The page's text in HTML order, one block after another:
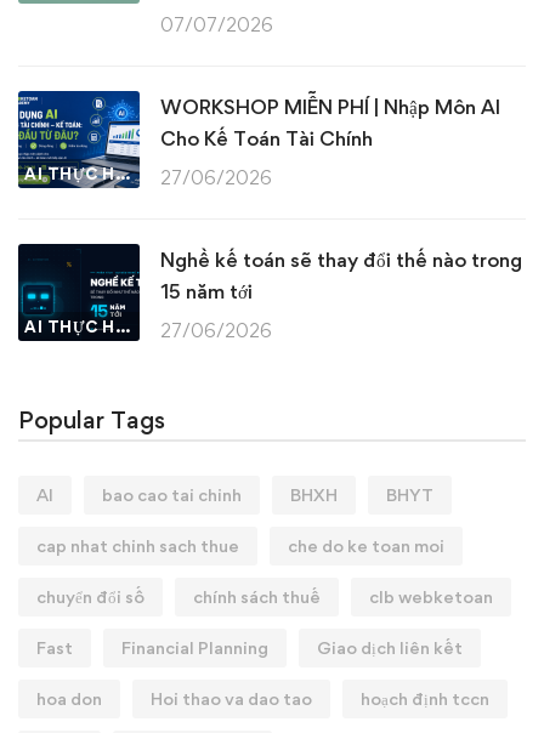
07/07/2026
AI THỰC HÀNH
WORKSHOP MIỄN PHÍ | Nhập Môn AI
Cho Kế Toán Tài Chính
27/06/2026
AI THỰC HÀNH
Nghề kế toán sẽ thay đổi thế nào trong
15 năm tới
27/06/2026
Popular Tags
AI bao cao tai chinh BHXH BHYT
cap nhat chinh sach thue che do ke toan moi
chuyển đổi số chính sách thuế clb webketoan
Fast Financial Planning Giao dịch liên kết
hoa don Hoi thao va dao tao hoạch định tccn